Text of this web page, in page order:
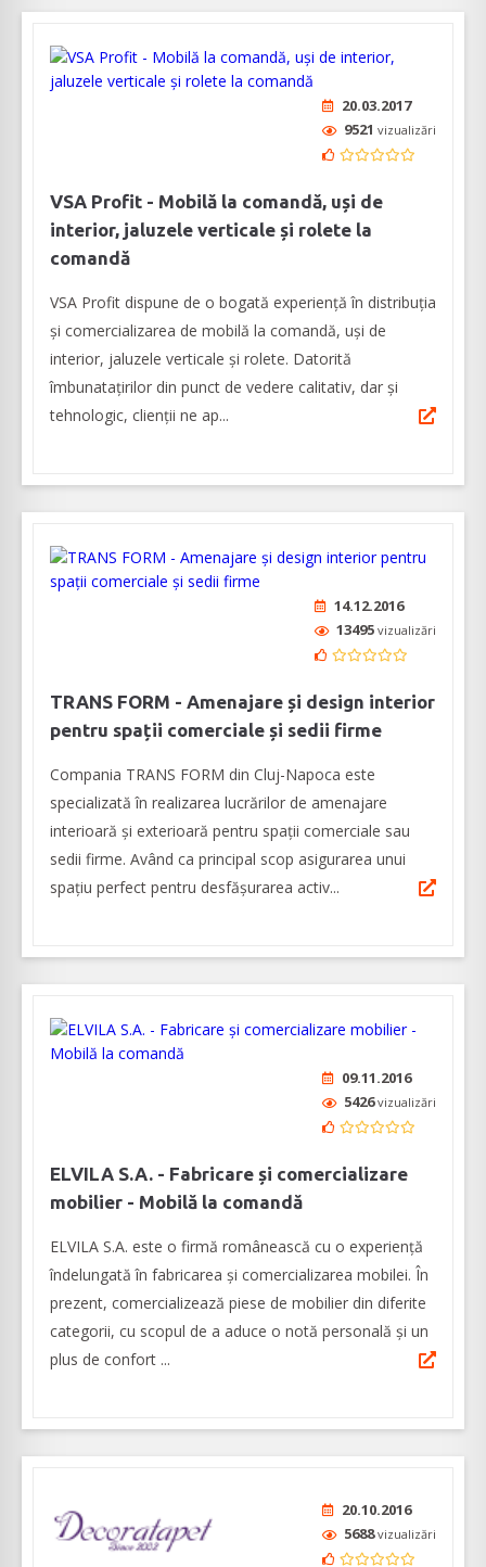
20.03.2017
9521 vizualizări
VSA Profit - Mobilă la comandă, uși de
interior, jaluzele verticale și rolete la
comandă
VSA Profit dispune de o bogată experiență în distribuția
și comercializarea de mobilă la comandă, uși de
interior, jaluzele verticale și rolete. Datorită
îmbunatațirilor din punct de vedere calitativ, dar și
tehnologic, clienții ne ap...
14.12.2016
13495 vizualizări
TRANS FORM - Amenajare și design interior
pentru spații comerciale și sedii firme
Compania TRANS FORM din Cluj-Napoca este
specializată în realizarea lucrărilor de amenajare
interioară și exterioară pentru spații comerciale sau
sedii firme. Având ca principal scop asigurarea unui
spațiu perfect pentru desfășurarea activ...
09.11.2016
5426vizualizări
ELVILA S.A. - Fabricare și comercializare
mobilier - Mobilă la comandă
ELVILA S.A. este o firmă românească cu o experiență
îndelungată în fabricarea și comercializarea mobilei. În
prezent, comercializează piese de mobilier din diferite
categorii, cu scopul de a aduce o notă personală și un
plus de confort ...
20.10.2016
5688vizualizări